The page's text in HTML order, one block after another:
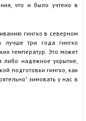
что и было учтено в
гингко в северном
три года гингко
температур. Это может
либо надежное укрытие,
подготовки гингко, как
зимовать у нас в